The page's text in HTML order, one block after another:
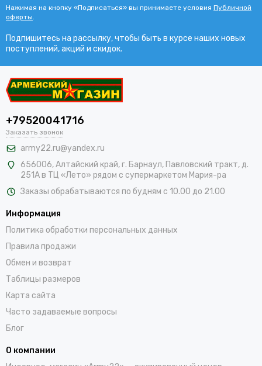
Нажимая на кнопку «Подписаться» вы принимаете условия Публичной
оферты.
Подпишитесь на рассылку, чтобы быть в курсе наших новых
поступлений, акций и скидок.
+79520041716
Заказать звонок
army22.ru@yandex.ru
656006, Алтайский край,г. Барнаул, Павловский тракт, д.
251А в ТЦ «Лето» рядом с супермаркетом Мария-ра
Заказы обрабатываются по будням с 10.00 до 21.00
Информация
Политика обработки персональных данных
Правила продажи
Обмен и возврат
Таблицы размеров
Карта сайта
Часто задаваемые вопросы
Блог
О компании